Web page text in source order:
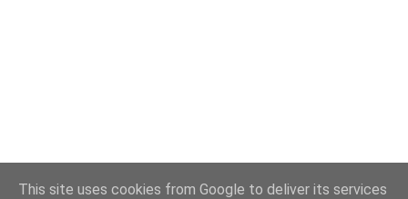
This site uses cookies from Google to deliver its services